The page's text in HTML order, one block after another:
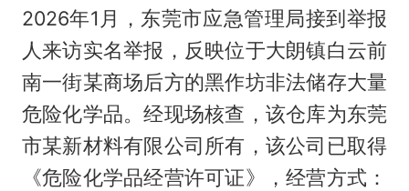
2026年1月，东莞市应急管理局接到举报
人来访实名举报，反映位于大朗镇白云前
南一街某商场后方的黑作坊非法储存大量
危险化学品。经现场核查，该仓库为东莞
市某新材料有限公司所有，该公司已取得
《危险化学品经营许可证》，经营方式：